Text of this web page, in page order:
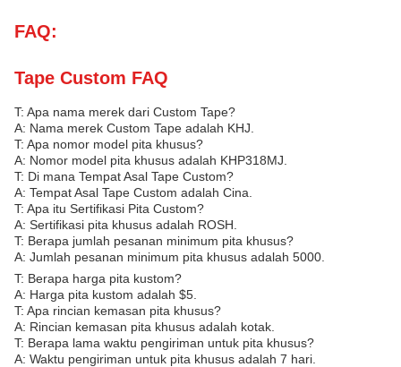
FAQ:
Tape Custom FAQ
T: Apa nama merek dari Custom Tape?
A: Nama merek Custom Tape adalah KHJ.
T: Apa nomor model pita khusus?
A: Nomor model pita khusus adalah KHP318MJ.
T: Di mana Tempat Asal Tape Custom?
A: Tempat Asal Tape Custom adalah Cina.
T: Apa itu Sertifikasi Pita Custom?
A: Sertifikasi pita khusus adalah ROSH.
T: Berapa jumlah pesanan minimum pita khusus?
A: Jumlah pesanan minimum pita khusus adalah 5000.
T: Berapa harga pita kustom?
A: Harga pita kustom adalah $5.
T: Apa rincian kemasan pita khusus?
A: Rincian kemasan pita khusus adalah kotak.
T: Berapa lama waktu pengiriman untuk pita khusus?
A: Waktu pengiriman untuk pita khusus adalah 7 hari.